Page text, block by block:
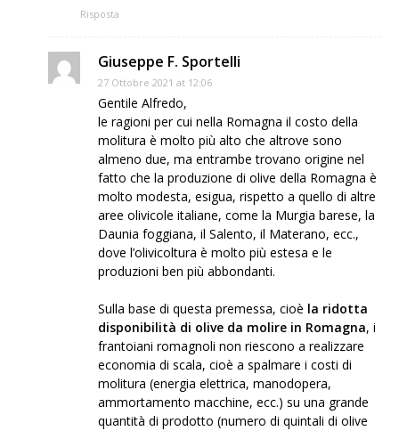
Risposta
Giuseppe F. Sportelli
27 Ottobre 2021 at 12:06
Gentile Alfredo,
le ragioni per cui nella Romagna il costo della
molitura è molto più alto che altrove sono
almeno due, ma entrambe trovano origine nel
fatto che la produzione di olive della Romagna è
molto modesta, esigua, rispetto a quello di altre
aree olivicole italiane, come la Murgia barese, la
Daunia foggiana, il Salento, il Materano, ecc.,
dove l’olivicoltura è molto più estesa e le
produzioni ben più abbondanti.
Sulla base di questa premessa, cioè la ridotta
disponibilità di olive da molire in Romagna, i
frantoiani romagnoli non riescono a realizzare
economia di scala, cioè a spalmare i costi di
molitura (energia elettrica, manodopera,
ammortamento macchine, ecc.) su una grande
quantità di prodotto (numero di quintali di olive